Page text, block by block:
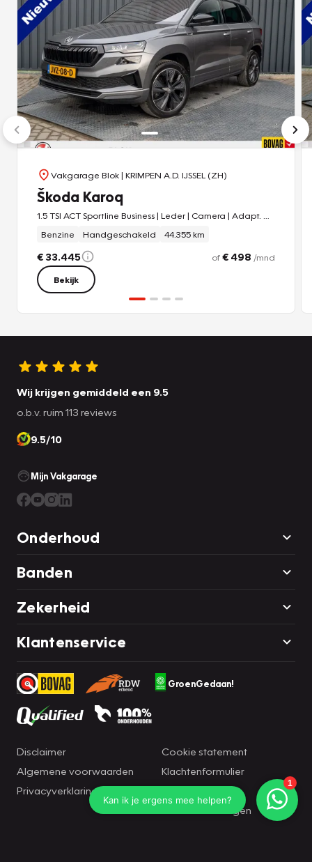
Vakgarage Blok| KRIMPEN A.D. IJSSEL (ZH)
Škoda Karoq
Benzine
Handgeschakeld 44.355 km
€ 33.445 of€ 498 /mnd
Bekijk
Wij krijgen gemiddeld een 9.5
o.b.v. ruim 113 reviews
9.5/10
Mijn Vakgarage
Onderhoud
Banden
Zekerheid
Klantenservice
GroenGedaan!
Disclaimer
Algemene voorwaarden
Privacyverklaring
Cookie statement
Klachtenformulier
Brandportal
Cookie instellingen